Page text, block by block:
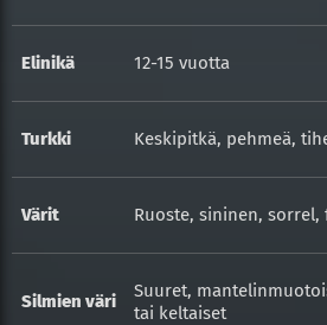
Elinikä 12-15 vuotta
Turkki Keskipitkä, pehmeä,
Värit Ruoste, sininen, sorrel,
Silmien väri
Suuret,
tai keltaiset